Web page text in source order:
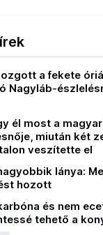
a fekete
Nagyláb-
él most a
miután két
veszítette el
lánya:
hozott
és nem
tehető a